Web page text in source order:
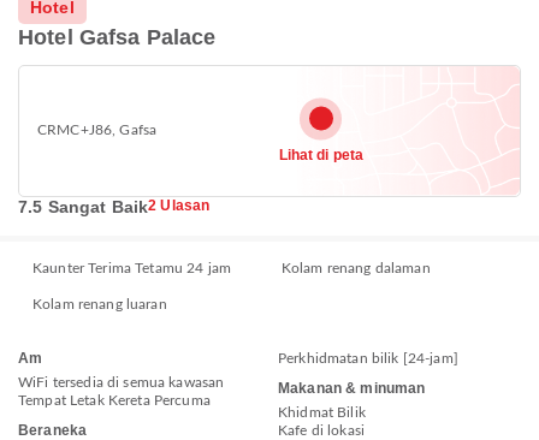
Hotel
Hotel Gafsa Palace
CRMC+J86, Gafsa
Lihat di peta
7.5 Sangat Baik2 Ulasan
Kaunter Terima Tetamu 24 jam Kolam renang dalaman
Kolam renang luaran
Am
WiFi tersedia di semua kawasan
Tempat Letak Kereta Percuma
Beraneka
Perkhidmatan bilik [24-jam]
Makanan & minuman
Khidmat Bilik
Kafe di lokasi